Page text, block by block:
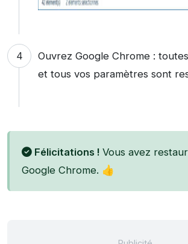
Ouvrez Google Chrome :
et tous vos paramètres sont
Félicitations ! Vous avez
Google Chrome. 👍